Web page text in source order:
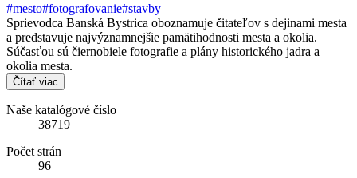
#mesto#fotografovanie#stavby
Sprievodca Banská Bystrica oboznamuje čitateľov s dejinami mesta
a predstavuje najvýznamnejšie pamätihodnosti mesta a okolia.
Súčasťou sú čiernobiele fotografie a plány historického jadra a
okolia mesta.
Čítať viac
Naše katalógové číslo
38719
Počet strán
96